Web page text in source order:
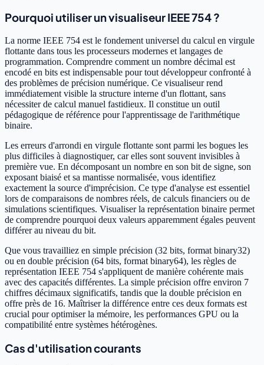
Pourquoi utiliser un visualiseur IEEE 754 ?
La norme IEEE 754 est le fondement universel du calcul en virgule
flottante dans tous les processeurs modernes et langages de
programmation. Comprendre comment un nombre décimal est
encodé en bits est indispensable pour tout développeur confronté à
des problèmes de précision numérique. Ce visualiseur rend
immédiatement visible la structure interne d'un flottant, sans
nécessiter de calcul manuel fastidieux. Il constitue un outil
pédagogique de référence pour l'apprentissage de l'arithmétique
binaire.
Les erreurs d'arrondi en virgule flottante sont parmi les bogues les
plus difficiles à diagnostiquer, car elles sont souvent invisibles à
première vue. En décomposant un nombre en son bit de signe, son
exposant biaisé et sa mantisse normalisée, vous identifiez
exactement la source d'imprécision. Ce type d'analyse est essentiel
lors de comparaisons de nombres réels, de calculs financiers ou de
simulations scientifiques. Visualiser la représentation binaire permet
de comprendre pourquoi deux valeurs apparemment égales peuvent
différer au niveau du bit.
Que vous travailliez en simple précision (32 bits, format binary32)
ou en double précision (64 bits, format binary64), les règles de
représentation IEEE 754 s'appliquent de manière cohérente mais
avec des capacités différentes. La simple précision offre environ 7
chiffres décimaux significatifs, tandis que la double précision en
offre près de 16. Maîtriser la différence entre ces deux formats est
crucial pour optimiser la mémoire, les performances GPU ou la
compatibilité entre systèmes hétérogènes.
Cas d'utilisation courants